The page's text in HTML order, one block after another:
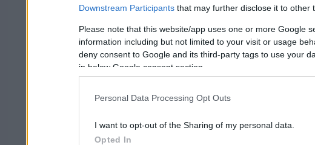
Downstream Participants that may further disclose it to other
Please note that this website/app uses one or more Google
information including but not limited to your visit or usage
deny consent to Google and its third-party tags to use your
in below Google consent section.
Personal Data Processing Opt Outs
I want to opt-out of the Sharing of my personal data.
Opted In